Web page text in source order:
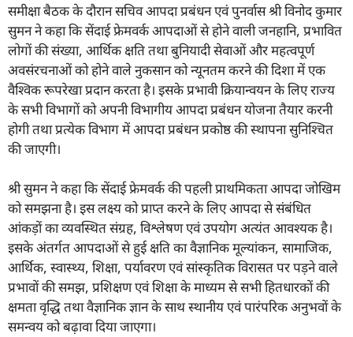
समीक्षा बैठक के दौरान सचिव आपदा प्रबंधन एवं पुनर्वास श्री विनोद कुमार
सुमन ने कहा कि सेंदाई फ्रेमवर्क आपदाओं से होने वाली जनहानि, प्रभावित
लोगों की संख्या, आर्थिक क्षति तथा बुनियादी सेवाओं और महत्वपूर्ण
अवसंरचनाओं को होने वाले नुकसान को न्यूनतम करने की दिशा में एक
वैश्विक रूपरेखा प्रदान करता है। इसके प्रभावी क्रियान्वयन के लिए राज्य
के सभी विभागों को अपनी विभागीय आपदा प्रबंधन योजना तैयार करनी
होगी तथा प्रत्येक विभाग में आपदा प्रबंधन प्रकोष्ठ की स्थापना सुनिश्चित
की जाएगी।
श्री सुमन ने कहा कि सेंदाई फ्रेमवर्क की पहली प्राथमिकता आपदा जोखिम
को समझना है। इस लक्ष्य को प्राप्त करने के लिए आपदा से संबंधित
आंकड़ों का व्यवस्थित संग्रह, विश्लेषण एवं उपयोग अत्यंत आवश्यक है।
इसके अंतर्गत आपदाओं से हुई क्षति का वैज्ञानिक मूल्यांकन, सामाजिक,
आर्थिक, स्वास्थ्य, शिक्षा, पर्यावरण एवं सांस्कृतिक विरासत पर पड़ने वाले
प्रभावों की समझ, प्रशिक्षण एवं शिक्षा के माध्यम से सभी हितधारकों की
क्षमता वृद्धि तथा वैज्ञानिक ज्ञान के साथ स्थानीय एवं पारंपरिक अनुभवों के
समन्वय को बढ़ावा दिया जाएगा।